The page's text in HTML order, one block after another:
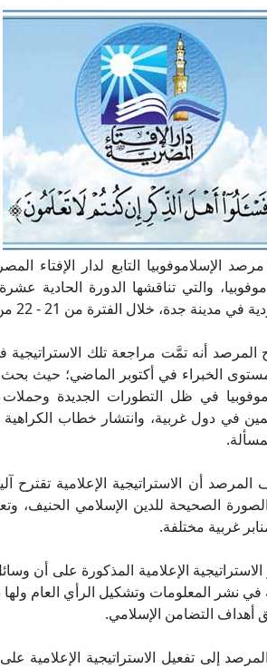
الإسلاموفوبيا التابع لدار الإفتاء
والتي تناقشها الدورة الحادية
مدينة جدة، خلال الفترة من 21 - 22 من شهر ديسمبر الجاري.
المرصد أنه تمَّت مراجعة تلك الاستراتيجية
الخبراء في أكتوبر الماضي؛ حيث بحث
في ظل التطورات الجديدة
في دول غربية، وانتشار خطاب الكراهية
المرصد أن الاستراتيجية الإعلامية
الصحيحة للدين الإسلامي الحنيف،
غربية مختلفة.
الإعلامية المذكورة على أن
في نشر المعلومات وتشكيل الرأي العام
أهداف التضامن الإسلامي.
إلى تفعيل الاستراتيجية الإعلامية